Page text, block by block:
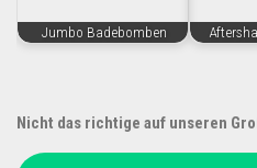
Jumbo Badebomben
Nicht das richtige auf unseren